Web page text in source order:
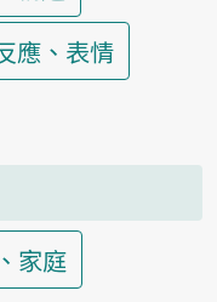
應、表情
家庭